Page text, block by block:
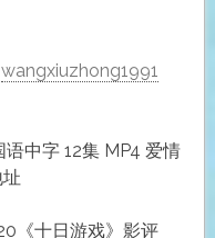
wangxiuzhong1991
中字 12集 MP4 爱情
《十日游戏》影评